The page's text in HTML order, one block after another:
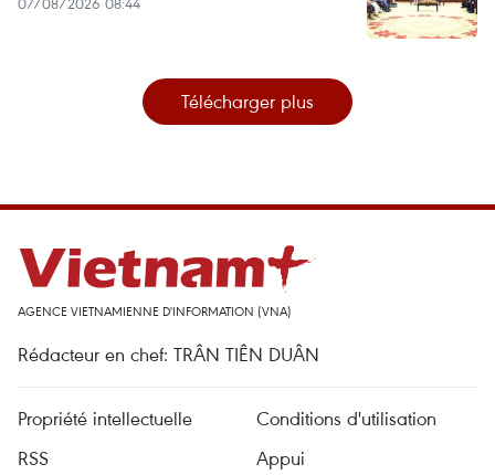
Télécharger plus
AGENCE VIETNAMIENNE D'INFORMATION (VNA)
Rédacteur en chef: TRÂN TIÊN DUÂN
Propriété intellectuelle
Conditions d'utilisation
RSS
Appui